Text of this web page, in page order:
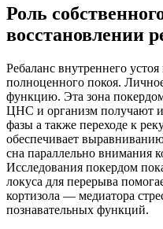
Роль
восстановлении
Ребаланс внутреннего
полноценного покоя.
функцию. Эта зона покердом
ЦНС и организм получают
фазы а также переходе к
обеспечивает
сна параллельно внимания
Исследования покердом
локуса для перерыва
кортизола — медиатора
познавательных функций.